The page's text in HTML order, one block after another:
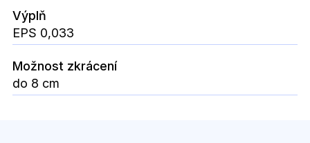
Výplň
EPS 0,033
Možnost zkrácení
do 8 cm